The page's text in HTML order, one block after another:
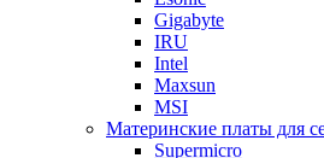
Gigabyte
IRU
Intel
Maxsun
MSI
Материнские платы для
Supermicro